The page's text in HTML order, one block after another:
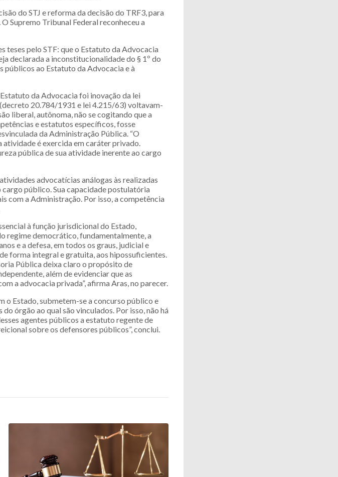
do STJ e reforma da decisão do TRF3, para
Supremo Tribunal Federal reconheceu a
teses pelo STF: que o Estatuto da Advocacia
declarada a inconstitucionalidade do § 1º do
públicos ao Estatuto da Advocacia e à
da Advocacia foi inovação da lei
20.784/1931 e lei 4.215/63) voltavam-
liberal, autônoma, não se cogitando que a
e estatutos específicos, fosse
da Administração Pública. “O
atividade é exercida em caráter privado.
pública de sua atividade inerente ao cargo
advocatícias análogas às realizadas
público. Sua capacidade postulatória
com a Administração. Por isso, a competência
à função jurisdicional do Estado,
regime democrático, fundamentalmente, a
e a defesa, em todos os graus, judicial e
forma integral e gratuita, aos hipossuficientes.
Pública deixa claro o propósito de
além de evidenciar que as
a advocacia privada”, afirma Aras, no parecer.
o Estado, submetem-se a concurso público e
órgão ao qual são vinculados. Por isso, não há
agentes públicos a estatuto regente de
sobre os defensores públicos”, conclui.